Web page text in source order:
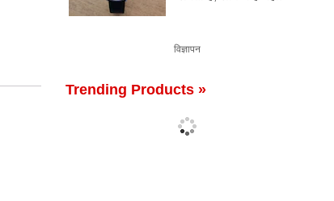
विज्ञापन
Trending Products »